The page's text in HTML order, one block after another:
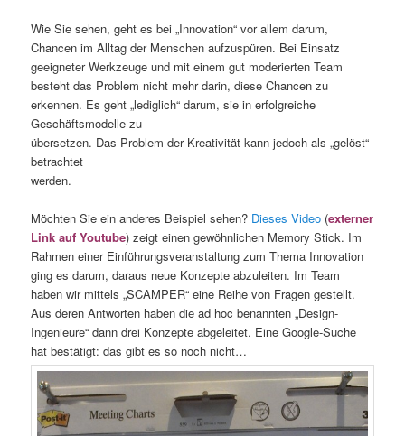
Wie Sie sehen, geht es bei „Innovation“ vor allem darum,
Chancen im Alltag der Menschen aufzuspüren. Bei Einsatz
geeigneter Werkzeuge und mit einem gut moderierten Team
besteht das Problem nicht mehr darin, diese Chancen zu
erkennen. Es geht „lediglich“ darum, sie in erfolgreiche
Geschäftsmodelle zu
übersetzen. Das Problem der Kreativität kann jedoch als „gelöst“
betrachtet
werden.
Möchten Sie ein anderes Beispiel sehen? Dieses Video (externer
Link auf Youtube) zeigt einen gewöhnlichen Memory Stick. Im
Rahmen einer Einführungsveranstaltung zum Thema Innovation
ging es darum, daraus neue Konzepte abzuleiten. Im Team
haben wir mittels „SCAMPER“ eine Reihe von Fragen gestellt.
Aus deren Antworten haben die ad hoc benannten „Design-
Ingenieure“ dann drei Konzepte abgeleitet. Eine Google-Suche
hat bestätigt: das gibt es so noch nicht…